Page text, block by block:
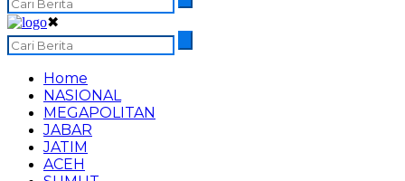
✖
Home
NASIONAL
MEGAPOLITAN
JABAR
JATIM
ACEH